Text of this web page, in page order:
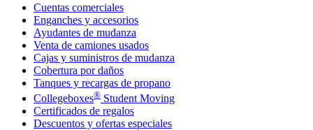
Cuentas comerciales
Enganches y accesorios
Ayudantes de mudanza
Venta de camiones usados
Cajas y suministros de mudanza
Cobertura por daños
Tanques y recargas de propano
Collegeboxes® Student Moving
Certificados de regalos
Descuentos y ofertas especiales